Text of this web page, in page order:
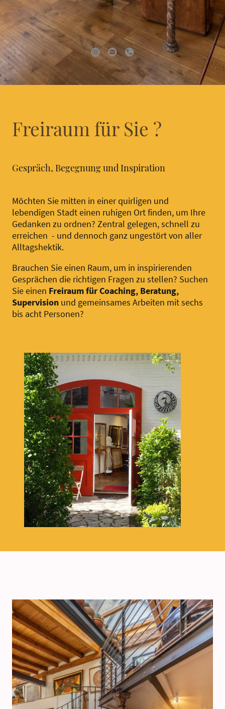
Freiraum für Sie ?
Gespräch, Begegnung und Inspiration
Möchten Sie mitten in einer quirligen und
lebendigen Stadt einen ruhigen Ort finden, um Ihre
Gedanken zu ordnen? Zentral gelegen, schnell zu
erreichen - und dennoch ganz ungestört von aller
Alltagshektik.
Brauchen Sie einen Raum, um in inspirierenden
Gesprächen die richtigen Fragen zu stellen? Suchen
Sie einen Freiraum fürCoaching, Beratung,
Supervision und gemeinsames Arbeiten mit sechs
bis acht Personen?